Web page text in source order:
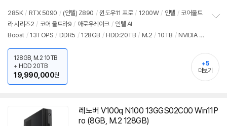
285K / RTX 5090 / (인텔) Z890 / 윈도우11 프로 / 1200W / 인텔 / 코어울트
라 시리즈2 / 코어 울트라9 / 애로우레이크 / 인텔 AI
Boost / 13TOPS / DDR5 / 128GB / HDD:20TB / M.2 / 10TB / NVIDIA /
DMI / DP포트 / USB3.x 10Gbps
파워서플라이 / 미들타워
기
128GB, M.2 10TB
+ HDD 20TB
19,990,000원
+5
더보기
레노버 V100q N100 13GGS02C00 Win11P
ro (8GB, M.2 128GB)